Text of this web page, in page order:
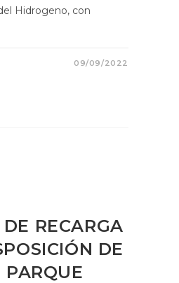
Hidrogeno, con
09/09/2022
RECARGA
DE
PARQUE